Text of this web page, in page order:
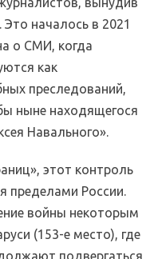
Это началось в 2021
о СМИ, когда
как
преследований,
ныне находящегося
Навального».
этот контроль
пределами России.
войны некоторым
(153-е место), где
подвергаться